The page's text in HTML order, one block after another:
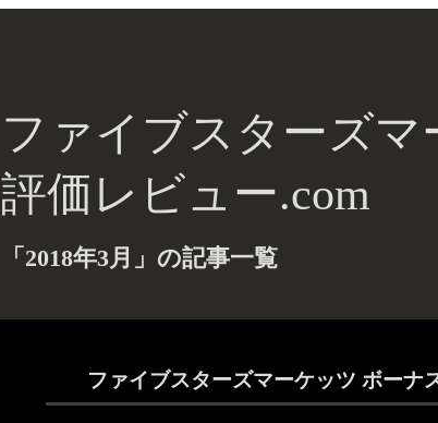
ファイブスターズマ
評価レビュー.com
「2018年3月」の記事一覧
ファイブスターズマーケッツ ボーナ